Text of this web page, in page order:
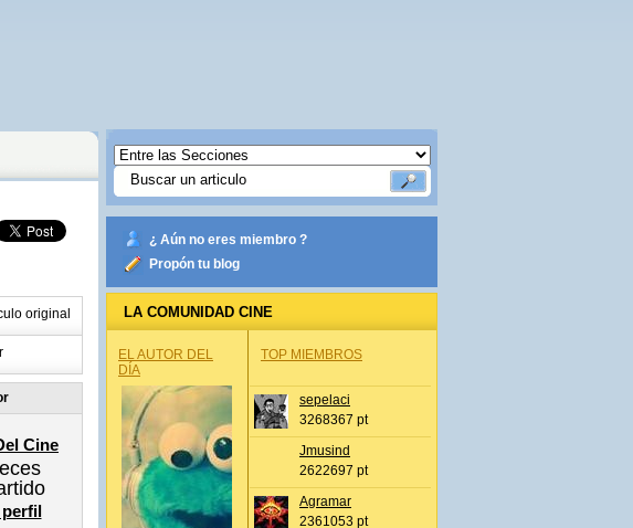
original
Cine
¿ Aún no eres miembro ?
Propón tu blog
LA COMUNIDAD CINE
EL AUTOR DEL
DÍA
TOP MIEMBROS
sepelaci
3268367 pt
Jmusind
2622697 pt
Agramar
2361053 pt